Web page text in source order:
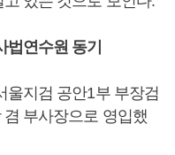
연수원 동기
울지검 공안1부 부장검
부사장으로 영입했